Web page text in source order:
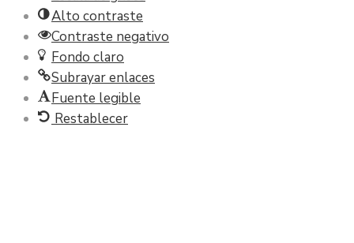
Alto contraste
Contraste negativo
Fondo claro
Subrayar enlaces
Fuente legible
Restablecer